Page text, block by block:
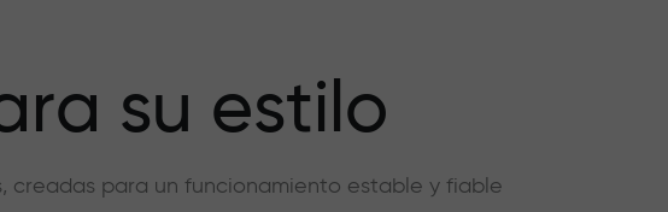
su estilo
creadas para un funcionamiento estable y fiable